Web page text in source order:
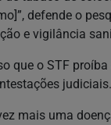
defende o
e vigilância
que o STF
judiciais.
mais uma